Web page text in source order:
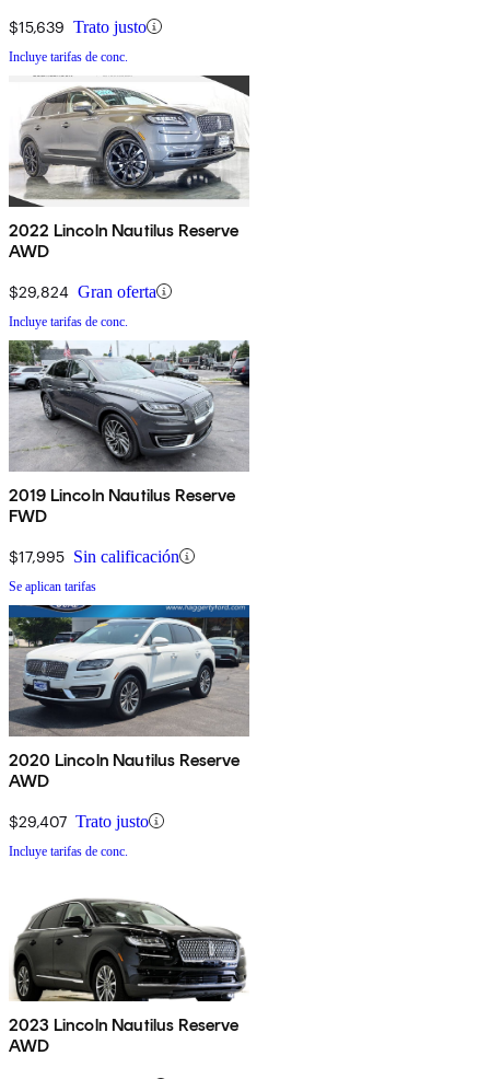
$15,639 Trato justo
Incluye tarifas de conc.
2022 Lincoln Nautilus Reserve
AWD
$29,824 Gran oferta
Incluye tarifas de conc.
2019 Lincoln Nautilus Reserve
FWD
$17,995 Sin calificación
Se aplican tarifas
2020 Lincoln Nautilus Reserve
AWD
$29,407 Trato justo
Incluye tarifas de conc.
2023 Lincoln Nautilus Reserve
AWD